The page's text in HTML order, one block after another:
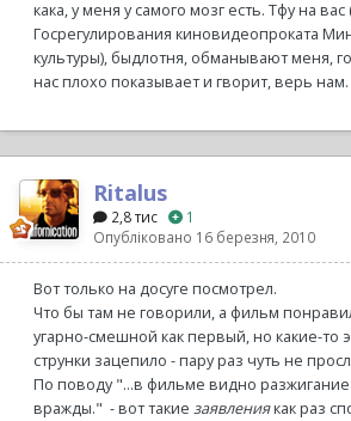
кака, у меня у самого мозг есть. Тфу на вас
Госрегулирования киновидеопроката
культуры), быдлотня, обманывают меня,
нас плохо показывает и гворит, верь
Ritalus
2,8 тис
1
Опубліковано 16 березня, 2010
Вот только на досуге посмотрел.
Что бы там не говорили, а фильм
угарно-смешной как первый, но какие-то
струнки зацепило - пару раз чуть не
По поводу "...в фильме видно
вражды." - вот такие заявлениякак раз